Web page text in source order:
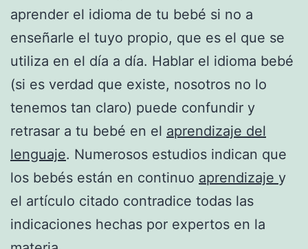
aprender el idioma de tu bebé si no a
enseñarle el tuyo propio, que es el que se
utiliza en el día a día. Hablar el idioma bebé
(si es verdad que existe, nosotros no lo
tenemos tan claro) puede confundir y
retrasar a tu bebé en el aprendizaje del
lenguaje. Numerosos estudios indican que
los bebés están en continuo aprendizaje y
el artículo citado contradice todas las
indicaciones hechas por expertos en la